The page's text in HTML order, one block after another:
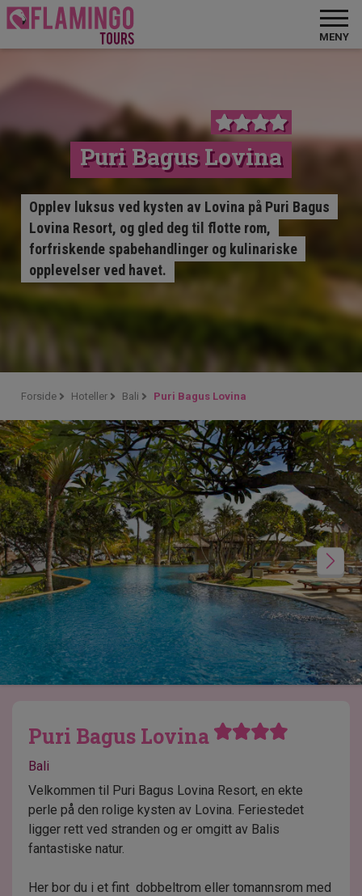
MENY
Puri Bagus Lovina
Opplev luksus ved kysten av Lovina på Puri Bagus
Lovina Resort, og gled deg til flotte rom,
forfriskende spabehandlinger og kulinariske
opplevelser ved havet.
Forside Hoteller Bali Puri Bagus Lovina
Puri Bagus Lovina
Bali
Velkommen til Puri Bagus Lovina Resort, en ekte
perle på den rolige kysten av Lovina. Feriestedet
ligger rett ved stranden og er omgitt av Balis
fantastiske natur.
Her bor du i et fint dobbeltrom eller tomannsrom med